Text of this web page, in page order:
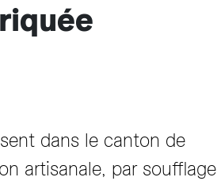
dans le canton de
artisanale, par soufflage